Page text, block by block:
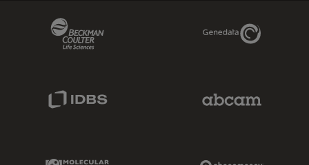
Genedata Link
IDBS Link
Molecular Devices Link